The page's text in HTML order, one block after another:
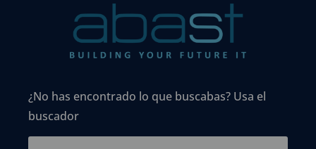
¿No has encontrado lo que buscabas? Usa el
buscador